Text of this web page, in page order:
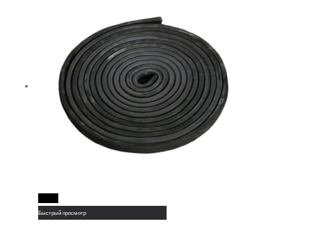
Быстрый просмотр